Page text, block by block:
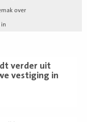
over
in
verder uit
vestiging in